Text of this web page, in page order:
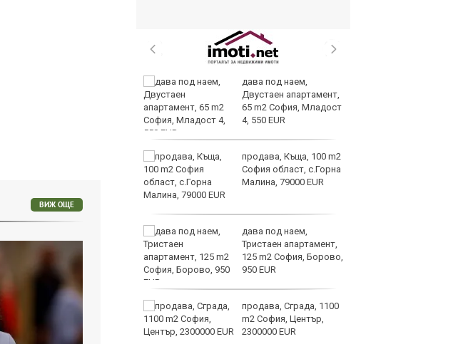
ловния сезон за
пернат дивеч
ФК Девня гостува на
Аматьорската купа
дава под наем,
Двустаен апартамент,
65 m2 София, Младост
4, 550 EUR
продава, Къща, 100 m2
София област, с.Горна
Малина, 79000 EUR
дава под наем,
Тристаен апартамент,
125 m2 София, Борово,
950 EUR
продава, Сграда, 1100
m2 София, Център,
2300000 EUR
ВИЖ ОЩЕ